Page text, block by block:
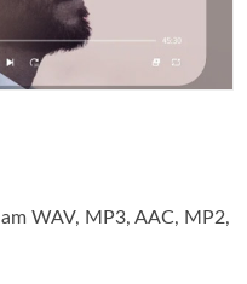
WAV, MP3, AAC, MP2,